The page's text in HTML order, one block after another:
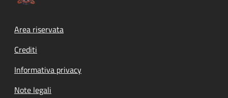
Footer menu
Area riservata
Crediti
Informativa privacy
Note legali